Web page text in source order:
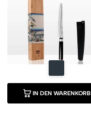
IN DEN WARENKORB